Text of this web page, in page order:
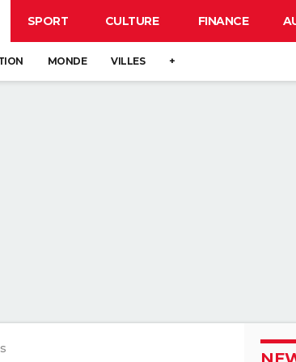
SPORT CULTURE FINANCE
MONDE VILLES +